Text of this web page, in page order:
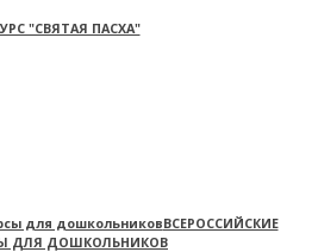
"СВЯТАЯ ПАСХА"
ВСЕРОССИЙСКИЕ
ДЛЯ ДОШКОЛЬНИКОВ